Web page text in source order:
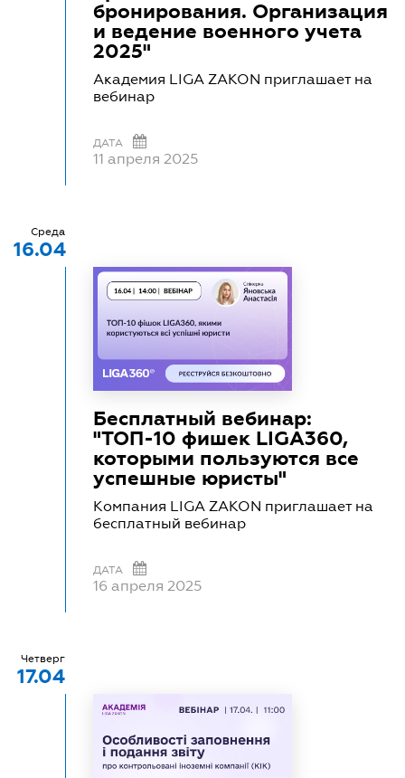
бронирования. Организация
и ведение военного учета
2025"
Академия LIGA ZAKON приглашает на
вебинар
ДАТА
11 апреля 2025
Среда
16.04
Бесплатный вебинар:
"ТОП-10 фишек LIGA360,
которыми пользуются все
успешные юристы"
Компания LIGA ZAKON приглашает на
бесплатный вебинар
ДАТА
16 апреля 2025
Четверг
17.04